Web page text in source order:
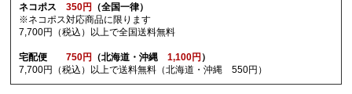
ネコポス350円
（全国一律）
※ネコポス対応商品に限ります
7,700円（税込）以上で全国送料無料
宅配便750円 （北海道・沖縄1,100円 ）
7,700円（税込）以上で送料無料（北海道・沖縄 550円）